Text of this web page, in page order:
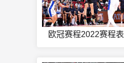
欧冠赛程2022赛程表